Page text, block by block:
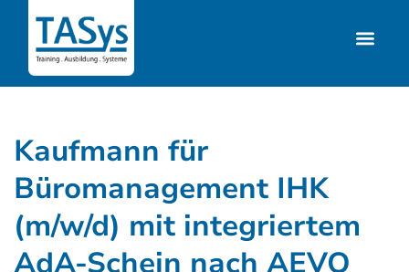
Kaufmann für
Büromanagement IHK
(m/w/d) mit integriertem
AdA-Schein nach AEVO